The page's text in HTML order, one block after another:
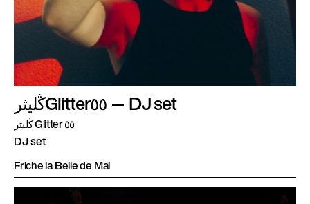
ڭليثرGlitter٥٥ — DJ set
ڭليثر Glitter ٥٥
DJ set
Friche la Belle de Mai